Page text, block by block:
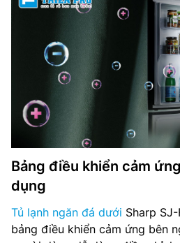
Bảng điều khiển cảm
dụng
Tủ lạnh ngăn đá dưới Sharp
bảng điều khiển cảm ứng bên